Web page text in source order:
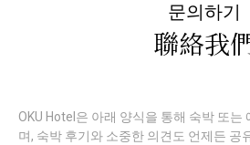
문의하기
聯絡我
OKU Hotel은 아래 양식을 통해 숙박 또는
며, 숙박 후기와 소중한 의견도 언제든 공